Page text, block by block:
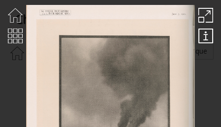
Chapman John
Rechercher par : Auteur Thématique